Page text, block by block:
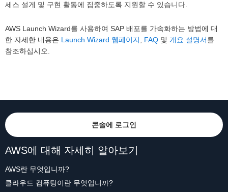
세스 설게 및 구현 활동에 집중하도록 지원할 수 있습니다.
AWS Launch Wizard를 사용하여 SAP 배포를 가속화하는 방법에 대
한 자세한 내용은 Launch Wizard 웹페이지 FAQ 및 개요 설명서를
참조하십시오.
콘솔에 로그인
AWS에 대해 자세히 알아보기
AWS란 무엇입니까?
클라우드 컴퓨팅이란 무엇입니까?